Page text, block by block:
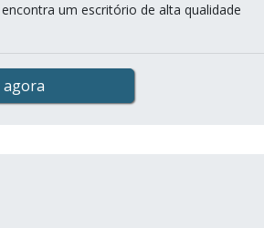
um escritório de alta qualidade